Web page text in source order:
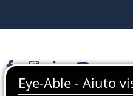
FacebookInstagram
LinkedinYouTube